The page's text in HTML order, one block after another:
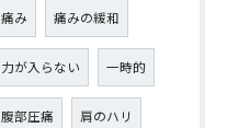
み 痛みの緩和
が入らない 一時的
腹部圧痛 肩のハリ